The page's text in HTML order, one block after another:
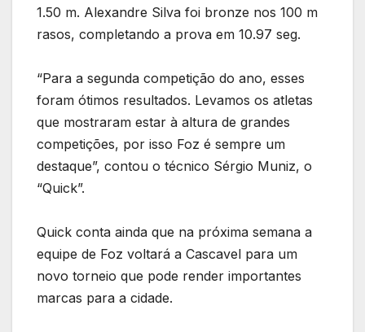
1.50 m. Alexandre Silva foi bronze nos 100 m
rasos, completando a prova em 10.97 seg.
“Para a segunda competição do ano, esses
foram ótimos resultados. Levamos os atletas
que mostraram estar à altura de grandes
competições, por isso Foz é sempre um
destaque”, contou o técnico Sérgio Muniz, o
“Quick”.
Quick conta ainda que na próxima semana a
equipe de Foz voltará a Cascavel para um
novo torneio que pode render importantes
marcas para a cidade.